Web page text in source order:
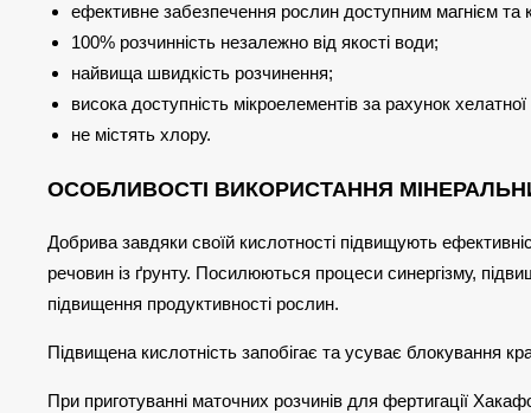
ефективне забезпечення рослин доступним магнієм та
100% розчинність незалежно від якості води;
найвища швидкість розчинення;
висока доступність мікроелементів за рахунок
не містять хлору.
ОСОБЛИВОСТІ ВИКОРИСТАННЯ
Добрива завдяки своїй кислотності підвищують
речовин із ґрунту. Посилюються процеси синергізму,
підвищення продуктивності рослин.
Підвищена кислотність запобігає та усуває блокування
При приготуванні маточних розчинів для фертигації